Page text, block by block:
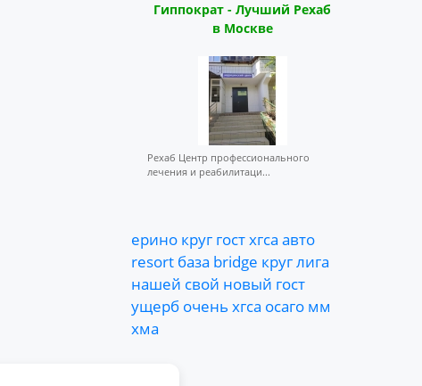
Гиппократ - Лучший Рехаб
в Москве
Рехаб Центр профессионального
лечения и реабилитаци...
ерино круг гостхгса авто
resort база bridge круглига
нашей свой новый гост
ущерб очень хгса осаго мм
хма